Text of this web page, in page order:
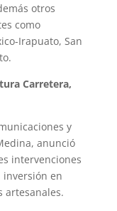
otros
como
Irapuato, San
Carretera,
y
anunció
intervenciones
inversión en
artesanales.